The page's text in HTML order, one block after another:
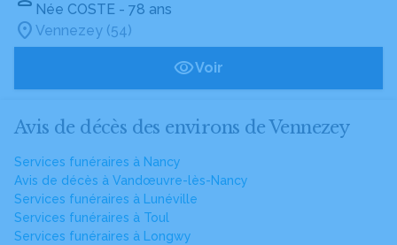
Née COSTE - 78 ans
Vennezey (54)
Voir
Avis de décès des environs de Vennezey
Services funéraires à Nancy
Avis de décès à Vandœuvre-lès-Nancy
Services funéraires à Lunéville
Services funéraires à Toul
Services funéraires à Longwy